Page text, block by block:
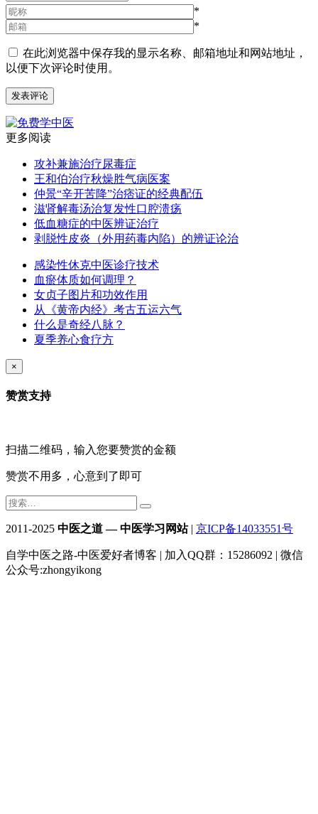
*
*
在此浏览器中保存我的显示名称、邮箱地址和网站地址，
以便下次评论时使用。
更多阅读
攻补兼施治疗尿毒症
王和伯治疗秋燥胜气病医案
仲景“辛开苦降”治痞证的经典配伍
滋肾解毒汤治复发性口腔溃疡
低血糖症的中医辨证治疗
剥脱性皮炎（外用药毒内陷）的辨证论治
感染性休克中医诊疗技术
血瘀体质如何调理？
女贞子图片和功效作用
从《黄帝内经》考古五运六气
什么是奇经八脉？
夏季养心食疗方
×
赞赏支持
扫描二维码，输入您要赞赏的金额
赞赏不用多，心意到了即可
2011-2025 中医之道 — 中医学习网站| 京ICP备14033551号
自学中医之路-中医爱好者博客 | 加入QQ群：15286092 | 微信
公众号:zhongyikong